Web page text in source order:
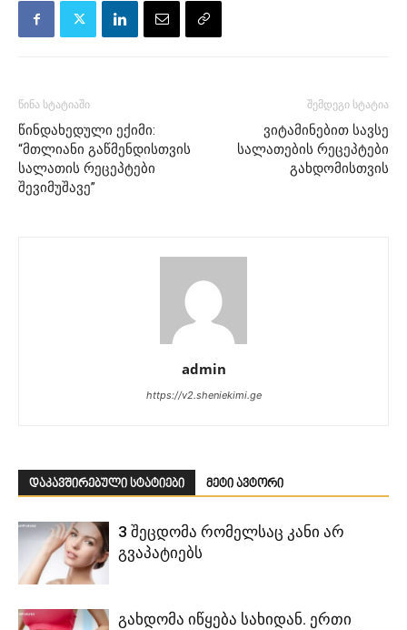
წინა სტატიაში
წინდახედული ექიმი:
“მთლიანი გაწმენდისთვის
სალათის რეცეპტები
შევიმუშავე”
შემდეგი სტატია
ვიტამინებით სავსე
სალათების რეცეპტები
გახდომისთვის
admin
https://v2.sheniekimi.ge
დაკავშირებული სტატიები მეტი ავტორი
3 შეცდომა რომელსაც კანი არ
გვაპატიებს
გახდომა იწყება სახიდან. ერთი